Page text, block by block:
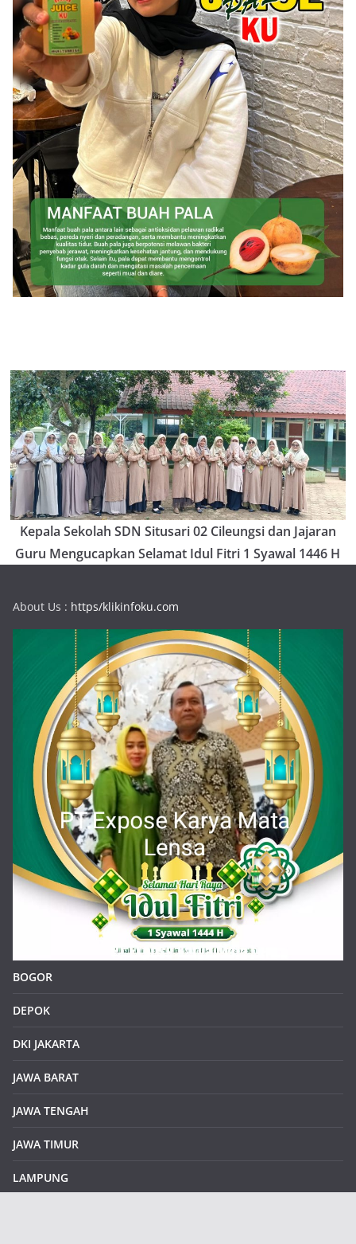
Kepala Sekolah SDN Situsari 02 Cileungsi dan Jajaran
Guru Mengucapkan Selamat Idul Fitri 1 Syawal 1446 H
About Us : https/klikinfoku.com
BOGOR
DEPOK
DKI JAKARTA
JAWA BARAT
JAWA TENGAH
JAWA TIMUR
LAMPUNG